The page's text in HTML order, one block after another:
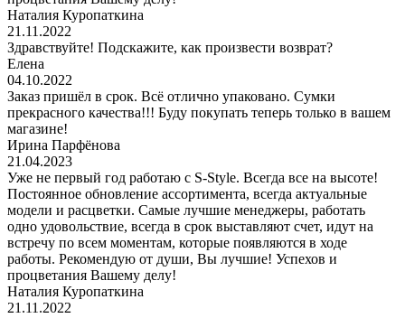
Наталия Куропаткина
21.11.2022
Здравствуйте! Подскажите, как произвести возврат?
Елена
04.10.2022
Заказ пришёл в срок. Всё отлично упаковано. Сумки
прекрасного качества!!! Буду покупать теперь только в вашем
магазине!
Ирина Парфёнова
21.04.2023
Уже не первый год работаю с S-Style. Всегда все на высоте!
Постоянное обновление ассортимента, всегда актуальные
модели и расцветки. Самые лучшие менеджеры, работать
одно удовольствие, всегда в срок выставляют счет, идут на
встречу по всем моментам, которые появляются в ходе
работы. Рекомендую от души, Вы лучшие! Успехов и
процветания Вашему делу!
Наталия Куропаткина
21.11.2022